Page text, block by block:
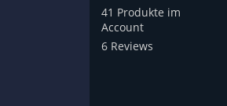
41 Produkte im
Account
6 Reviews